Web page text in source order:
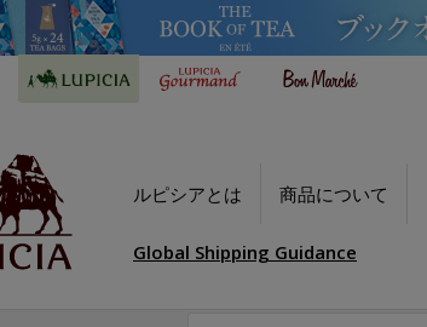
ルピシアとは 商品について
Global Shipping Guidance